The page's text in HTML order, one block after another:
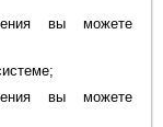
вы можете
вы можете